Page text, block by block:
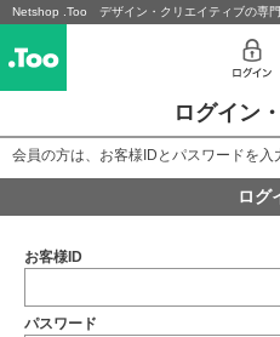
Netshop .Too デザイン・クリエイティブの専
ログイン
会員の方は、お客様IDとパスワードを入
ログ
お客様ID
パスワード